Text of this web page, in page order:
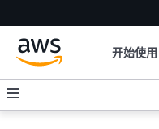
开始使用